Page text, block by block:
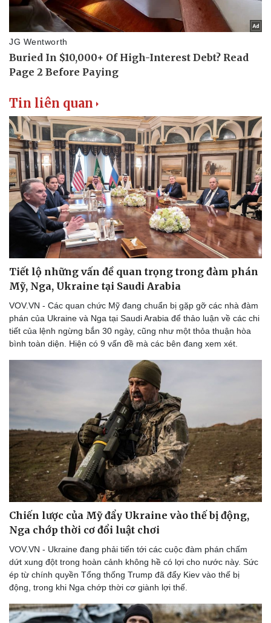
Thể thao
Bóng đá
Lịch thi đấu bóng đá
Thế giới thể thao
eSports
Hậu trường
Ô tô - Xe máy
Ô tô
Xe máy
Tư vấn
Tin liên quan
Tiết lộ những vấn đề quan trọng trong đàm phán
Mỹ, Nga, Ukraine tại Saudi Arabia
VOV.VN - Các quan chức Mỹ đang chuẩn bị gặp gỡ các nhà đàm
phán của Ukraine và Nga tại Saudi Arabia để thảo luận về các chi
tiết của lệnh ngừng bắn 30 ngày, cũng như một thỏa thuận hòa
bình toàn diện. Hiện có 9 vấn đề mà các bên đang xem xét.
Chiến lược của Mỹ đẩy Ukraine vào thế bị động,
Nga chớp thời cơ đổi luật chơi
VOV.VN - Ukraine đang phải tiến tới các cuộc đàm phán chấm
dứt xung đột trong hoàn cảnh không hề có lợi cho nước này. Sức
ép từ chính quyền Tổng thống Trump đã đẩy Kiev vào thế bị
động, trong khi Nga chớp thời cơ giành lợi thế.